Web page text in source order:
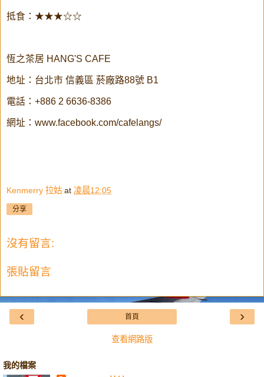
抵食：★★★☆☆
恆之茶居 HANG'S CAFE
地址：台北市 信義區 菸廠路88號 B1
電話：+886 2 6636-8386
網址：www.facebook.com/cafelangs/
Kenmerry 拉姑 at 凌晨12:05
分享
沒有留言:
張貼留言
‹ ›
首頁
查看網路版
我的檔案